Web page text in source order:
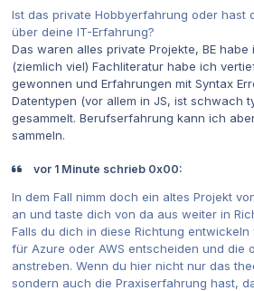
Ist das private Hobbyerfahrung oder hast
über deine IT-Erfahrung?
Das waren alles private Projekte, BE habe
(ziemlich viel) Fachliteratur habe ich
gewonnen und Erfahrungen mit Syntax
Datentypen (vor allem in JS, ist schwach
gesammelt. Berufserfahrung kann ich
sammeln.
vor 1 Minute schrieb 0x00:
In dem Fall nimm doch ein altes Projekt
an und taste dich von da aus weiter in
Falls du dich in diese Richtung
für Azure oder AWS entscheiden und die
anstreben. Wenn du hier nicht nur das
sondern auch die Praxiserfahrung hast,